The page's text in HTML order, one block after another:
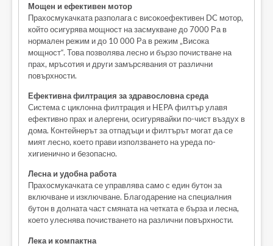
Мощен и ефективен мотор
Прахосмукачката разполага с високоефективен DC мотор,
който осигурява мощност на засмукване до 7000 Ра в
нормален режим и до 10 000 Ра в режим „Висока
мощност“. Това позволява лесно и бързо почистване на
прах, мръсотия и други замърсявания от различни
повърхности.
Ефективна филтрация за здравословна среда
Система с циклонна филтрация и HEPA филтър улавя
ефективно прах и алергени, осигурявайки по-чист въздух в
дома. Контейнерът за отпадъци и филтърът могат да се
мият лесно, което прави използването на уреда по-
хигиенично и безопасно.
Лесна и удобна работа
Прахосмукачката се управлява само с един бутон за
включване и изключване. Благодарение на специалния
бутон в долната част смяната на четката е бърза и лесна,
което улеснява почистването на различни повърхности.
Лека и компактна